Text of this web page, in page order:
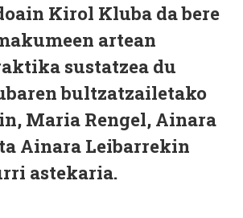
Kirol Kluba da bere
artean
sustatzea du
bultzatzailetako
Maria Rengel, Ainara
Ainara Leibarrekin
astekaria.